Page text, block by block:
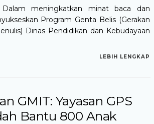
meningkatkan minat baca dan
Program Genta Belis (Gerakan
Dinas Pendidikan dan Kebudayaan
LEBIH LENGKAP
GMIT: Yayasan GPS
Bantu 800 Anak